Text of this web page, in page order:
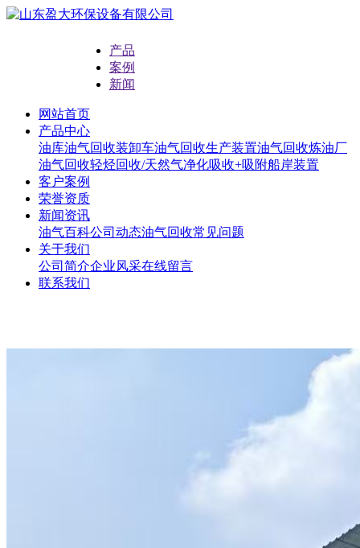
产品
案例
新闻
网站首页
产品中心
油库油气回收装卸车油气回收生产装置油气回收炼油厂
油气回收轻烃回收/天然气净化吸收+吸附船岸装置
客户案例
荣誉资质
新闻资讯
油气百科公司动态油气回收常见问题
关于我们
公司简介企业风采在线留言
联系我们